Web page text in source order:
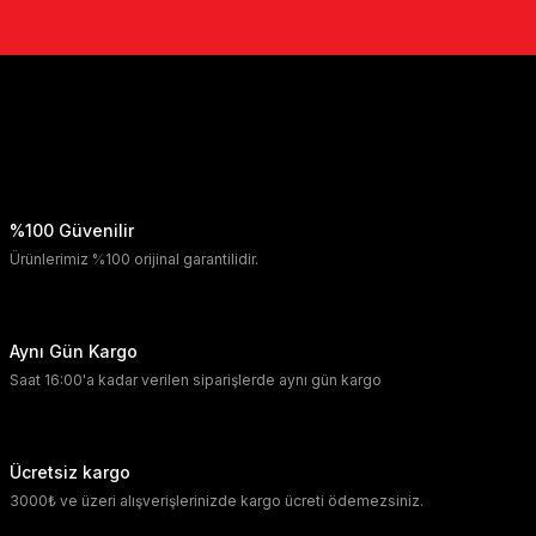
%100 Güvenilir
Ürünlerimiz %100 orijinal garantilidir.
Aynı Gün Kargo
Saat 16:00'a kadar verilen siparişlerde aynı gün kargo
Ücretsiz kargo
3000₺ ve üzeri alışverişlerinizde kargo ücreti ödemezsiniz.